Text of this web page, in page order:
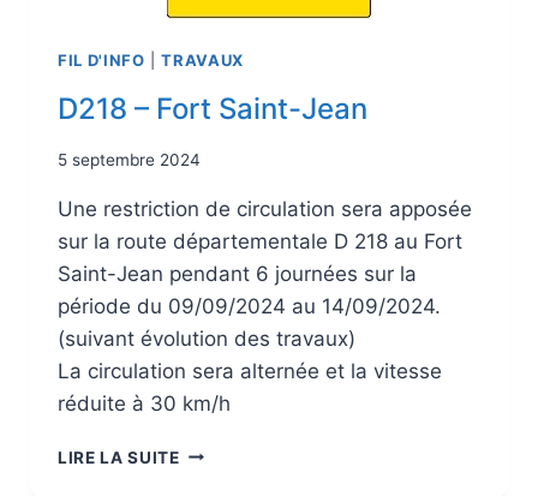
FIL D'INFO |TRAVAUX
D218 – Fort Saint-Jean
5 septembre 2024
Une restriction de circulation sera apposée
sur la route départementale D 218 au Fort
Saint-Jean pendant 6 journées sur la
période du 09/09/2024 au 14/09/2024.
(suivant évolution des travaux)
La circulation sera alternée et la vitesse
réduite à 30 km/h
LIRE LA SUITE